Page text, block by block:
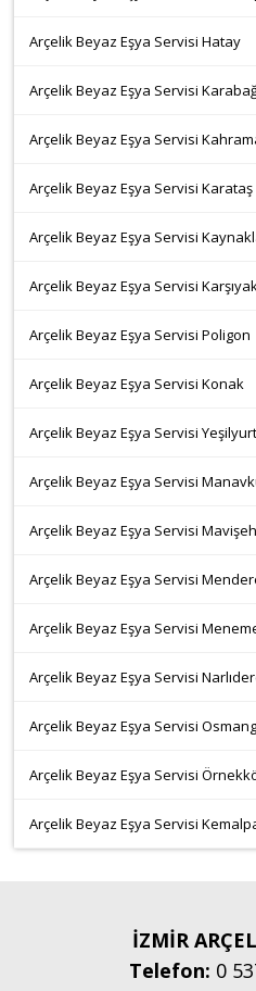
Arçelik Beyaz Eşya Servisi Hatay
Arçelik Beyaz Eşya Servisi
Arçelik Beyaz Eşya Servisi
Arçelik Beyaz Eşya Servisi Karataş
Arçelik Beyaz Eşya Servisi
Arçelik Beyaz Eşya Servisi
Arçelik Beyaz Eşya Servisi Poligon
Arçelik Beyaz Eşya Servisi Konak
Arçelik Beyaz Eşya Servisi Yeşilyurt
Arçelik Beyaz Eşya Servisi
Arçelik Beyaz Eşya Servisi
Arçelik Beyaz Eşya Servisi
Arçelik Beyaz Eşya Servisi
Arçelik Beyaz Eşya Servisi
Arçelik Beyaz Eşya Servisi
Arçelik Beyaz Eşya Servisi
Arçelik Beyaz Eşya Servisi
İZMİR
Telefon: 0